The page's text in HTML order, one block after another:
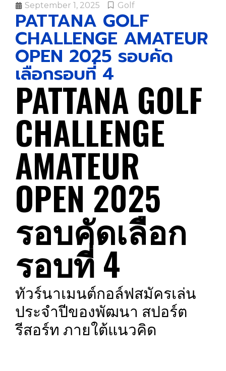
September 1, 2025 Golf
PATTANA GOLF
CHALLENGE AMATEUR
OPEN 2025 รอบคัด
เลือกรอบที่ 4
PATTANA GOLF
CHALLENGE
AMATEUR
OPEN 2025
รอบคัดเลือก
รอบที่ 4
ทัวร์นาเมนต์กอล์ฟสมัครเล่น
ประจำปีของพัฒนา สปอร์ต
รีสอร์ท ภายใต้แนวคิด